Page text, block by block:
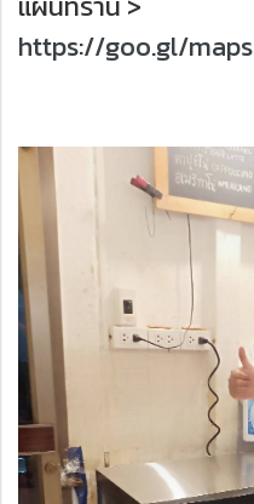
https://goo.gl/